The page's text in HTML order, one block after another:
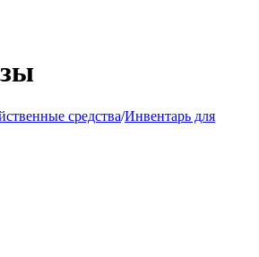
средства/Инвентарь для